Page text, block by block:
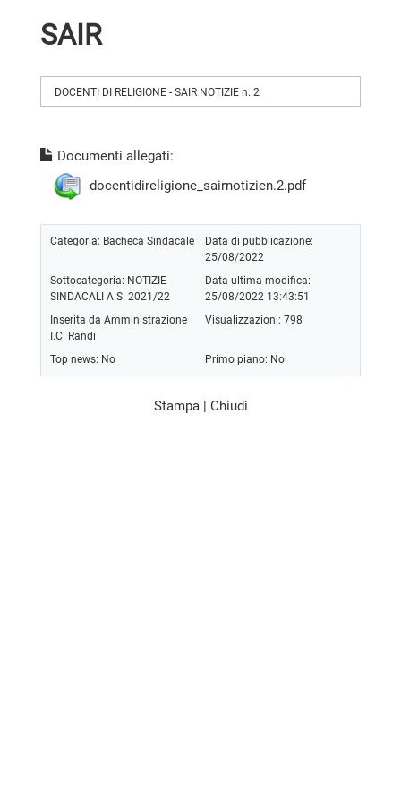
SAIR
DOCENTI DI RELIGIONE - SAIR NOTIZIE n. 2
Documenti allegati:
docentidireligione_sairnotizien.2.pdf
Categoria: Bacheca Sindacale
Data di pubblicazione:
25/08/2022
Sottocategoria: NOTIZIE
SINDACALI A.S. 2021/22
Data ultima modifica:
25/08/2022 13:43:51
Inserita da Amministrazione
I.C. Randi
Visualizzazioni: 798
Top news: No Primo piano: No
Stampa| Chiudi